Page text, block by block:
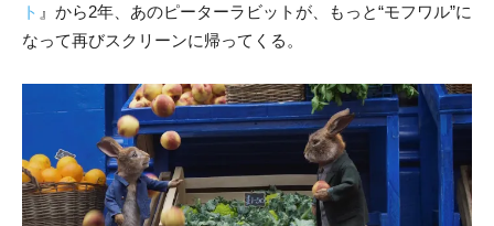
ト 』から2年、あのピーターラビットが、もっと“モフワル”に
なって再びスクリーンに帰ってくる。